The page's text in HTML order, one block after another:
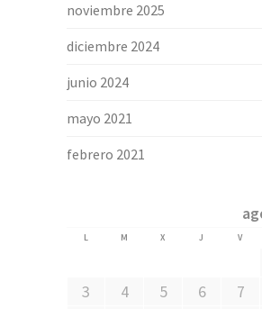
noviembre 2025
diciembre 2024
junio 2024
mayo 2021
febrero 2021
L M X J V
3
4 5 6 7